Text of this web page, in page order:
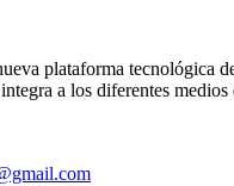
plataforma tecnológica
a los diferentes